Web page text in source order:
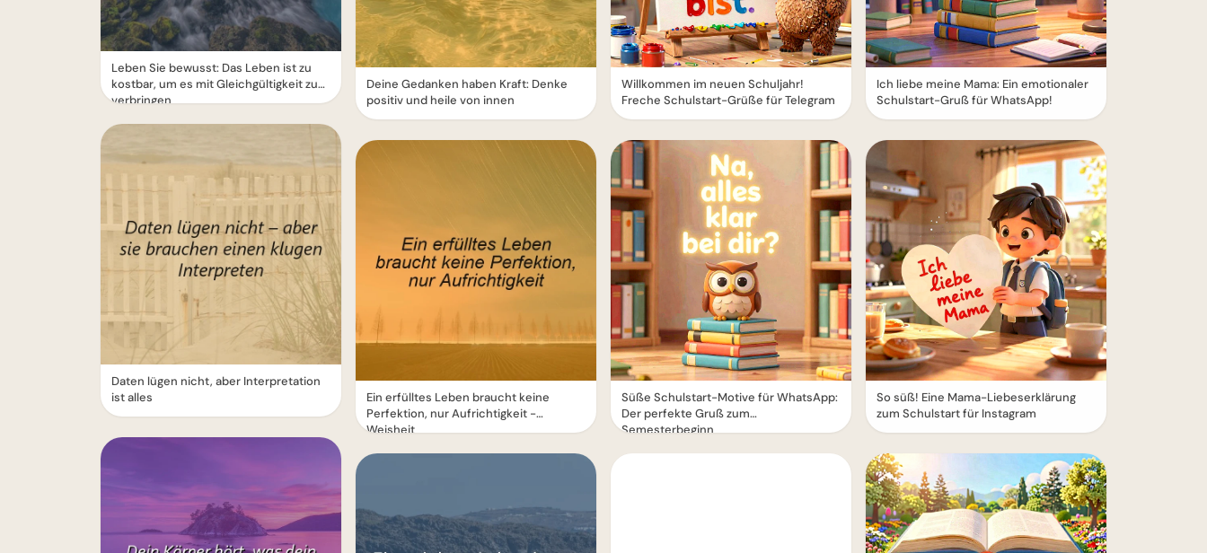
Leben Sie bewusst: Das Leben ist zu
kostbar, um es mit Gleichgültigkeit zu
verbringen
Daten lügen nicht, aber Interpretation
ist alles
Deine Gedanken haben Kraft: Denke
positiv und heile von innen
Ein erfülltes Leben braucht keine
Perfektion, nur Aufrichtigkeit -
Weisheit
Willkommen im neuen Schuljahr!
Freche Schulstart-Grüße für Telegram
Süße Schulstart-Motive für WhatsApp:
Der perfekte Gruß zum
Semesterbeginn
Ich liebe meine Mama: Ein emotionaler
Schulstart-Gruß für WhatsApp!
So süß! Eine Mama-Liebeserklärung
zum Schulstart für Instagram